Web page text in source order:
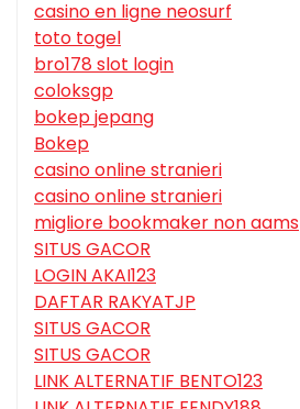
casino en ligne neosurf
toto togel
bro178 slot login
coloksgp
bokep jepang
Bokep
casino online stranieri
casino online stranieri
migliore bookmaker non aams
SITUS GACOR
LOGIN AKAI123
DAFTAR RAKYATJP
SITUS GACOR
SITUS GACOR
LINK ALTERNATIF BENTO123